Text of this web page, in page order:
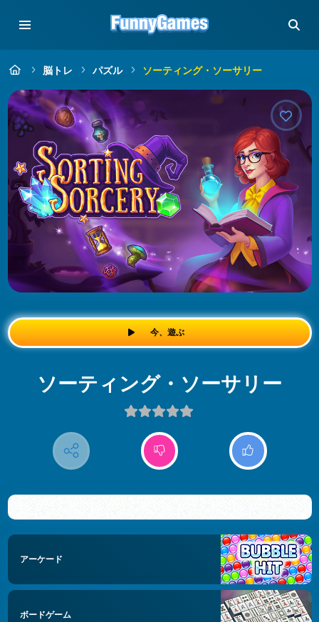
脳トレ パズル ソーティング・ソーサリー
今、遊ぶ
ソーティング・ソーサリー
アーケード
ボードゲーム